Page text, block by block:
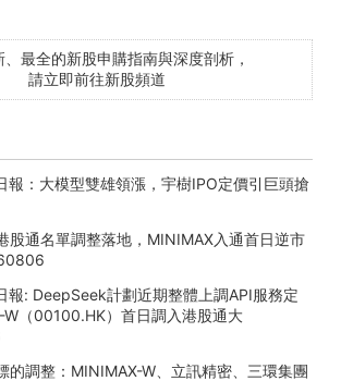
、最全的新股申購指南與深度剖析，
請立即前往新股頻道
報：大模型雙雄領漲，宇樹IPO定價引巨頭搶
股通名單調整落地，MINIMAX入通首日逆市
報: DeepSeek計劃近期整體上調API服務定
W（00100.HK）首日調入港股通大
的調整：MINIMAX-W、立訊精密、三環集團